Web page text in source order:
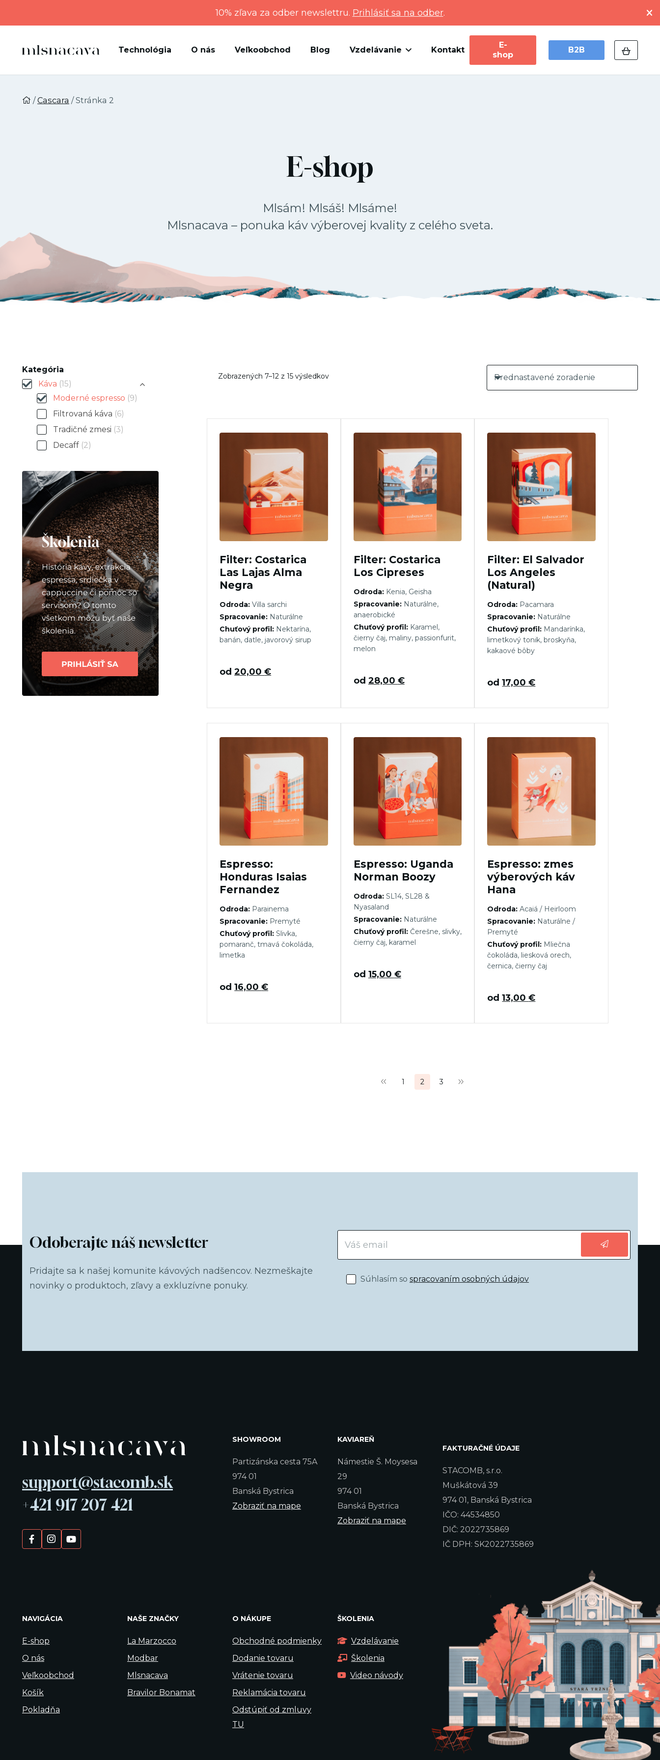
10% zľava za odber newslettru. Prihlásiť sa na odber.
Technológia O nás Veľkoobchod Blog Vzdelávanie Kontakt
E-
shop
B2B
/Cascara / Stránka 2
E-shop
Mlsám! Mlsáš! Mlsáme!
Mlsnacava – ponuka káv výberovej kvality z celého sveta.
Zobrazených 7–12 z 15 výsledkov
Filter: Costarica
Las Lajas Alma
Negra
Odroda: Villa sarchi
Spracovanie: Naturálne
Chuťový profil: Nektarína,
banán, datle, javorový sirup
od20,00€
Filter: Costarica
Los Cipreses
Odroda:Kenia, Geisha
Spracovanie:Naturálne,
anaerobické
Chuťový profil:Karamel,
čierny čaj, maliny, passionfurit,
melon
od 28,00 €
Filter: El Salvador
Los Angeles
(Natural)
Odroda: Pacamara
Spracovanie: Naturálne
Chuťový profil: Mandarínka,
limetkový tonik, broskyňa,
kakaové bôby
od17,00€
Espresso:
Honduras Isaias
Fernandez
Odroda: Parainema
Spracovanie: Premyté
Chuťový profil: Slivka,
pomaranč, tmavá čokoláda,
limetka
od16,00€
Espresso: Uganda
Norman Boozy
Odroda:SL14, SL28 &
Nyasaland
Spracovanie:Naturálne
Chuťový profil:Čerešne, slivky,
čierny čaj, karamel
od 15,00 €
Espresso: zmes
výberových káv
Hana
Odroda: Acaiá / Heirloom
Spracovanie: Naturálne /
Premyté
Chuťový profil: Mliečna
čokoláda, liesková orech,
černica, čierny čaj
od13,00€
1 2 3
Kategória
Káva (15)
Moderné espresso (9)
Filtrovaná káva (6)
Tradičné zmesi (3)
Decaff (2)
Odoberajte náš newsletter
Pridajte sa k našej komunite kávových nadšencov. Nezmeškajte
novinky o produktoch, zľavy a exkluzívne ponuky.
Súhlasím so spracovaním osobných údajov
support@stacomb.sk
+421 917 207 421
SHOWROOM
Partizánska cesta 75A
974 01
Banská Bystrica
Zobraziť na mape
KAVIAREŇ
Námestie Š. Moysesa
29
974 01
Banská Bystrica
Zobraziť na mape
FAKTURAČNÉ ÚDAJE
STACOMB, s.r.o.
Muškátová 39
974 01, Banská Bystrica
IČO: 44534850
DIČ: 2022735869
IČ DPH: SK2022735869
NAVIGÁCIA
E-shop
O nás
Veľkoobchod
Košík
Pokladňa
NAŠE ZNAČKY
La Marzocco
Modbar
Mlsnacava
Bravilor Bonamat
O NÁKUPE
Obchodné podmienky
Dodanie tovaru
Vrátenie tovaru
Reklamácia tovaru
Odstúpiť od zmluvy
TU
ŠKOLENIA
Vzdelávanie
Školenia
Video návody